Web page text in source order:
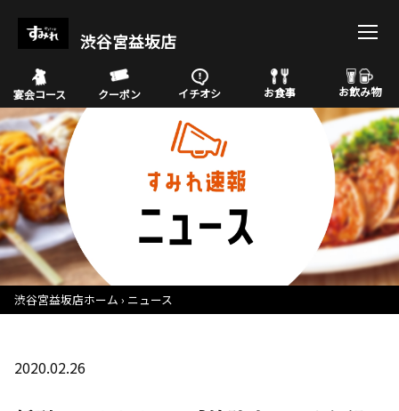
渋谷宮益坂店
宴会コース クーポン イチオシ お食事 お飲み物
渋谷宮益坂店ホーム ニュース
2020.02.26